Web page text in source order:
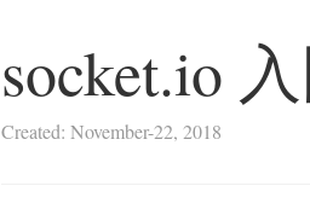
socket.io
Created: November-22, 2018